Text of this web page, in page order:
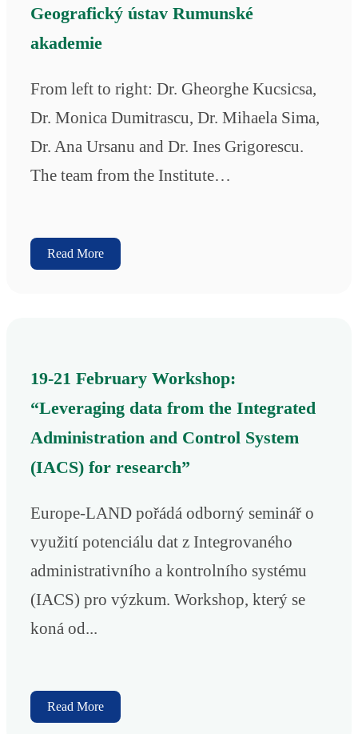
Geografický ústav Rumunské
akademie
From left to right: Dr. Gheorghe Kucsicsa,
Dr. Monica Dumitrascu, Dr. Mihaela Sima,
Dr. Ana Ursanu and Dr. Ines Grigorescu.
The team from the Institute…
Read More
19-21 February Workshop:
“Leveraging data from the Integrated
Administration and Control System
(IACS) for research”
Europe-LAND pořádá odborný seminář o
využití potenciálu dat z Integrovaného
administrativního a kontrolního systému
(IACS) pro výzkum. Workshop, který se
koná od...
Read More